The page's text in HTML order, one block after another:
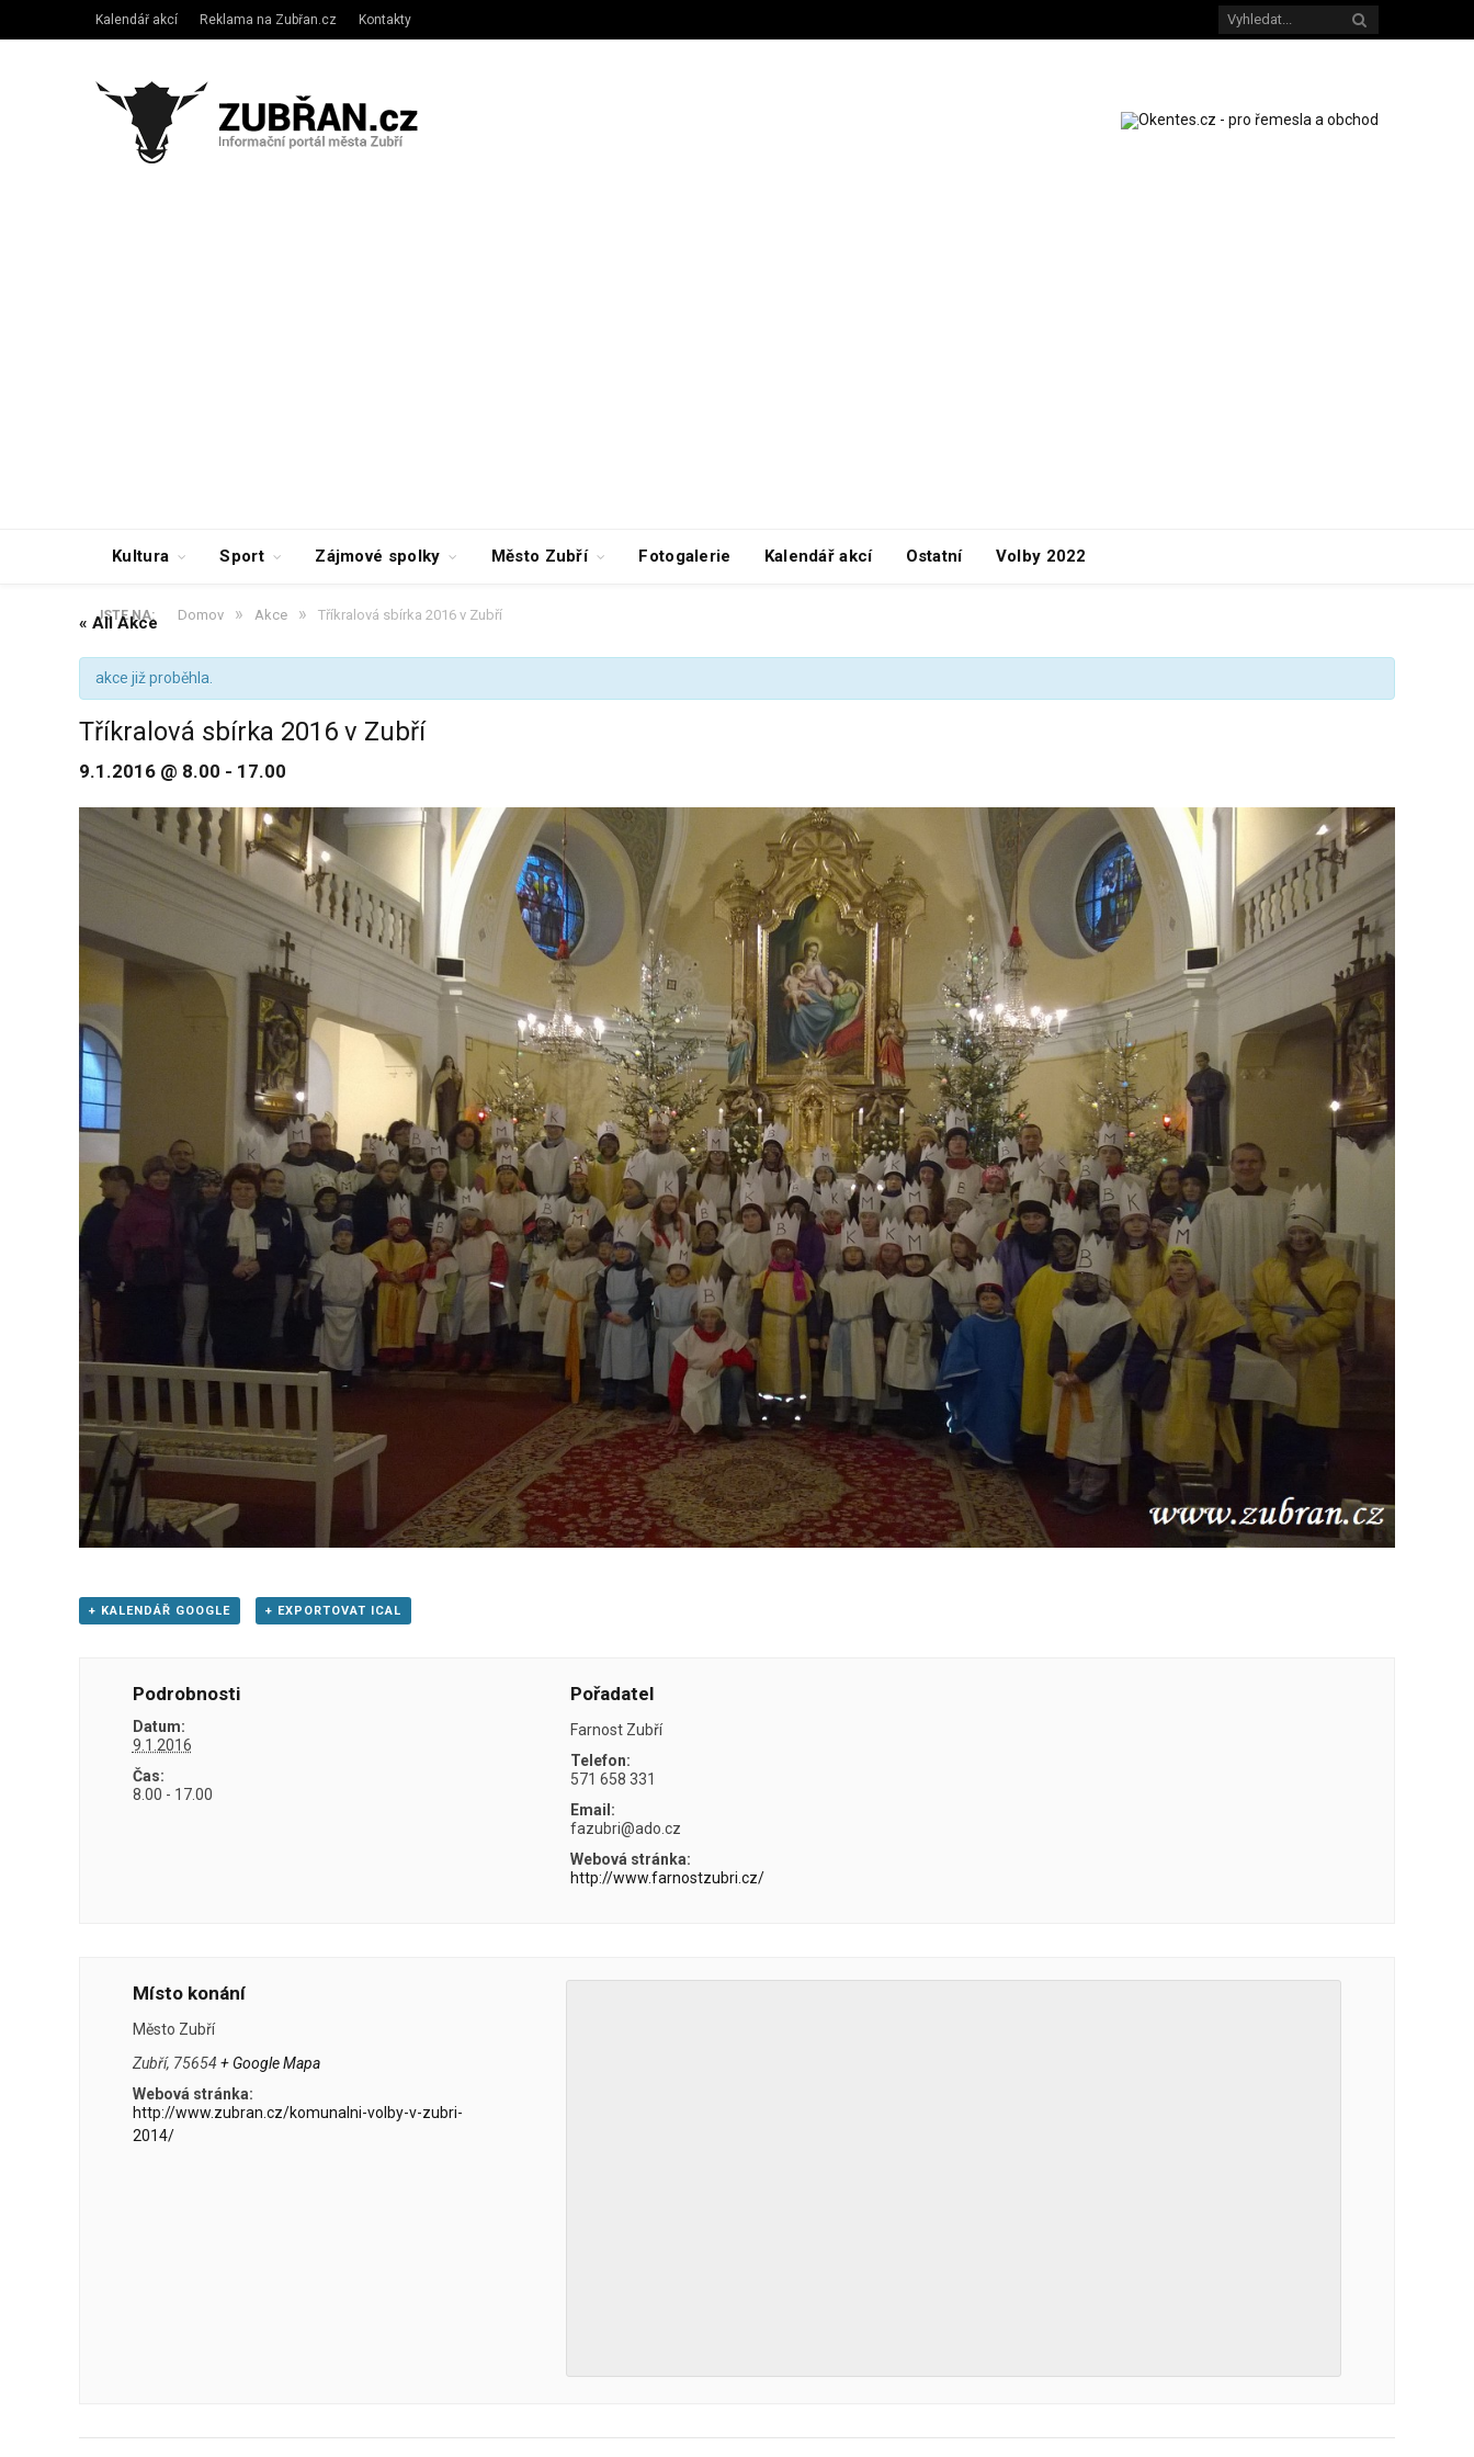
Kalendář akcí Reklama na Zubřan.cz Kontakty
Kultura Sport Zájmové spolky Město Zubří Fotogalerie Kalendář akcí Ostatní Volby 2022
JSTE NA: Domov » Akce » Tříkralová sbírka 2016 v Zubří
« All Akce
akce již proběhla.
Tříkralová sbírka 2016 v Zubří
9.1.2016 @ 8.00 - 17.00
+ KALENDÁŘ GOOGLE + EXPORTOVAT ICAL
Podrobnosti
Datum:
9.1.2016
Čas:
8.00 - 17.00
Pořadatel
Farnost Zubří
Telefon:
571 658 331
Email:
fazubri@ado.cz
Webová stránka:
http://www.farnostzubri.cz/
Místo konání
Město Zubří
Zubří, 75654 + Google Mapa
Webová stránka:
http://www.zubran.cz/komunalni-volby-v-zubri-
2014/